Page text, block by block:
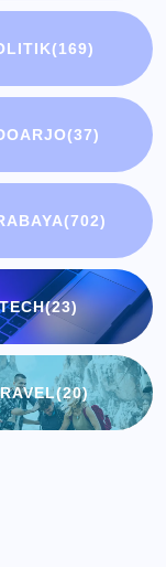
(169)
(37)
(702)
TECH(23)
(20)